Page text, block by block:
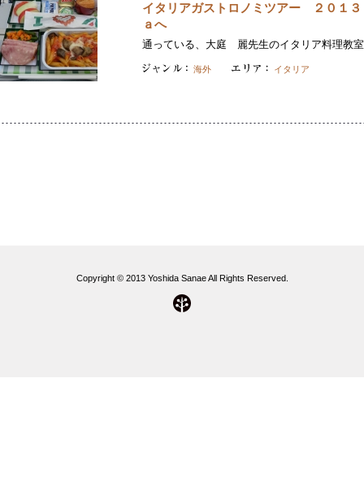
イタリアガストロノミツアー ２０１
ａへ
通っている、大庭 麗先生のイタリア料理教
海外 イタリア
Copyright © 2013 Yoshida Sanae All Rights Reserved.